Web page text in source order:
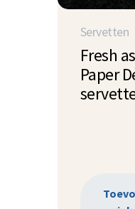
Servetten
Fresh
Paper